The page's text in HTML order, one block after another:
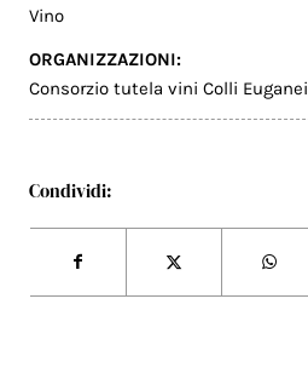
Vino
ORGANIZZAZIONI:
Consorzio tutela vini Colli Euganei
Condividi: